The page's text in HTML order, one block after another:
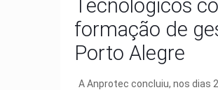
Tecnológicos
formação de
Porto Alegre
A Anprotec concluiu, nos dias